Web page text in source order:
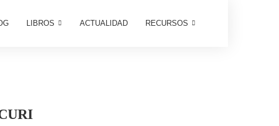
LIBROS ACTUALIDAD RECURSOS